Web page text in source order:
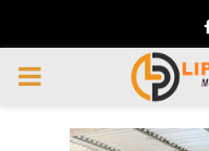
PRIMARY
MENU